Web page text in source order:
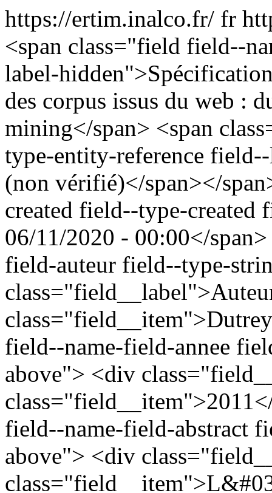
https://ertim.inalco.fr/ fr
<span class="field field--
label-
des corpus issus du web :
mining</span> <span
type-entity-reference
(non vérifié)</span></
created field--type-
06/11/2020 - 00:00</
field-auteur field--type-
field--name-field-annee
above"> <div
field--name-field-abstract
above"> <div